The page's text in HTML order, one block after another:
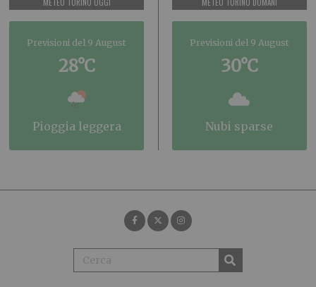
Previsioni del 9 August
28°C
pioggia leggera
Previsioni del 9 August
30°C
nubi sparse